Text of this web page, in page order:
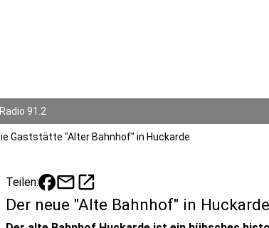
Radio 91.2
Gaststätte "Alter Bahnhof" in Huckarde
Teilen: mailopen_in_new
Der neue "Alte Bahnhof" in Huckarde